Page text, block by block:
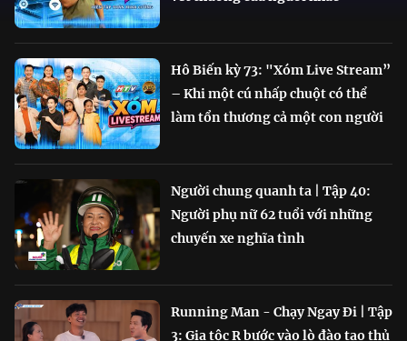
Hô Biến kỳ 73: "Xóm Live Stream”
– Khi một cú nhấp chuột có thể
làm tổn thương cả một con người
Người chung quanh ta | Tập 40:
Người phụ nữ 62 tuổi với những
chuyến xe nghĩa tình
Running Man - Chạy Ngay Đi | Tập
3: Gia tộc R bước vào lò đào tạo thủ